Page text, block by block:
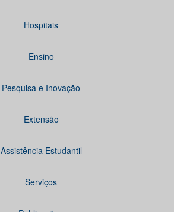
Hospitais
Ensino
Pesquisa e Inovação
Extensão
Assistência Estudantil
Serviços